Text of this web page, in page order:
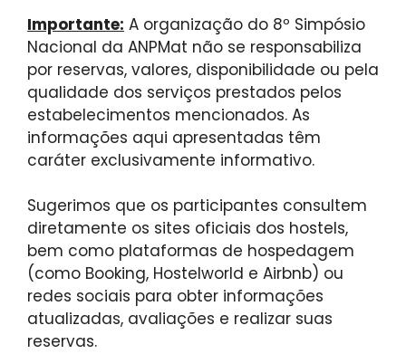
Importante: A organização do 8º Simpósio
Nacional da ANPMat não se responsabiliza
por reservas, valores, disponibilidade ou pela
qualidade dos serviços prestados pelos
estabelecimentos mencionados. As
informações aqui apresentadas têm
caráter exclusivamente informativo.
Sugerimos que os participantes consultem
diretamente os sites oficiais dos hostels,
bem como plataformas de hospedagem
(como Booking, Hostelworld e Airbnb) ou
redes sociais para obter informações
atualizadas, avaliações e realizar suas
reservas.